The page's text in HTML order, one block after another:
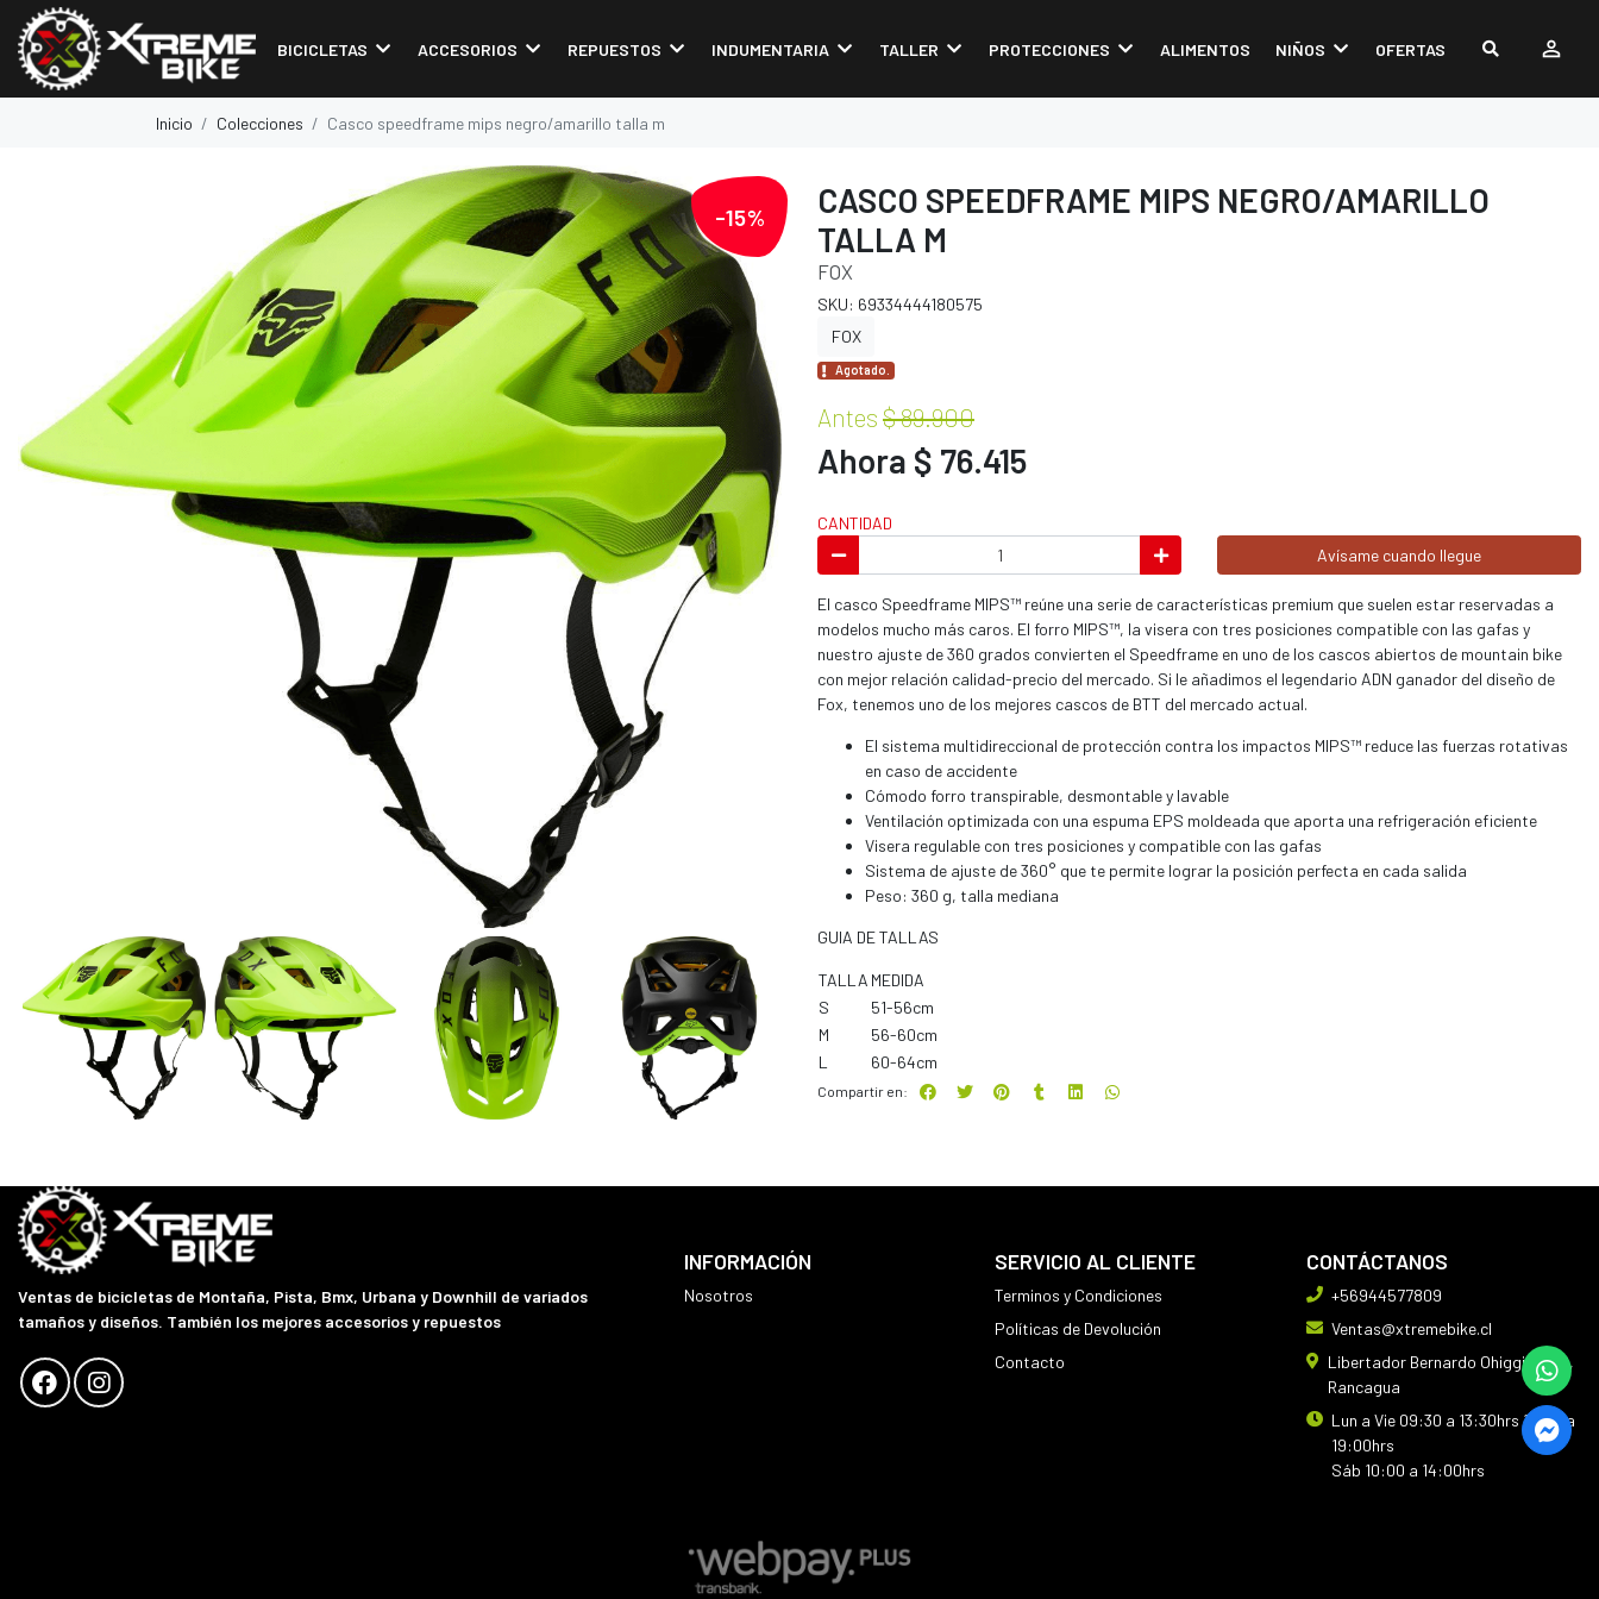
BICICLETAS ACCESORIOS REPUESTOS INDUMENTARIA TALLER PROTECCIONES ALIMENTOS NIÑOS OFERTAS
Inicio Colecciones Casco speedframe mips negro/amarillo talla m
-15%
CASCO SPEEDFRAME MIPS NEGRO/AMARILLO
TALLA M
FOX
SKU: 69334444180575
FOX
Agotado.
Antes $ 89.900
Ahora $ 76.415
CANTIDAD
Avísame cuando llegue
El casco Speedframe MIPS™ reúne una serie de características premium que suelen estar reservadas a
modelos mucho más caros. El forro MIPS™, la visera con tres posiciones compatible con las gafas y
nuestro ajuste de 360 grados convierten el Speedframe en uno de los cascos abiertos de mountain bike
con mejor relación calidad-precio del mercado. Si le añadimos el legendario ADN ganador del diseño de
Fox, tenemos uno de los mejores cascos de BTT del mercado actual.
El sistema multidireccional de protección contra los impactos MIPS™ reduce las fuerzas rotativas
en caso de accidente
Cómodo forro transpirable, desmontable y lavable
Ventilación optimizada con una espuma EPS moldeada que aporta una refrigeración eficiente
Visera regulable con tres posiciones y compatible con las gafas
Sistema de ajuste de 360° que te permite lograr la posición perfecta en cada salida
Peso: 360 g, talla mediana
GUIA DE TALLAS
TALLA MEDIDA
S
51-56cm
M
56-60cm
L
60-64cm
Compartir en:
Ventas de bicicletas de Montaña, Pista, Bmx, Urbana y Downhill de variados
tamaños y diseños. También los mejores accesorios y repuestos
INFORMACIÓN
Nosotros
SERVICIO AL CLIENTE
Terminos y Condiciones
Políticas de Devolución
Contacto
CONTÁCTANOS
+56944577809
Ventas@xtremebike.cl
Libertador Bernardo Ohiggins 410,
Rancagua
Lun a Vie 09:30 a 13:30hrs 14:30 a
19:00hrs
Sáb 10:00 a 14:00hrs